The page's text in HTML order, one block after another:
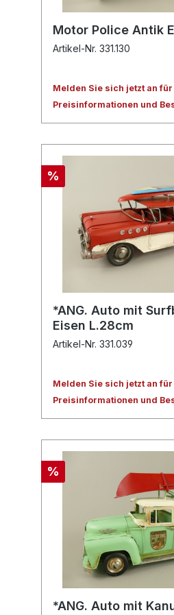
Motor Police Antik
Artikel-Nr. 331.130
Melden Sie sich jetzt an für
Preisinformationen und
%
*ANG. Auto mit
Eisen L.28cm
Artikel-Nr. 331.039
Melden Sie sich jetzt an für
Preisinformationen und
%
*ANG. Auto mit